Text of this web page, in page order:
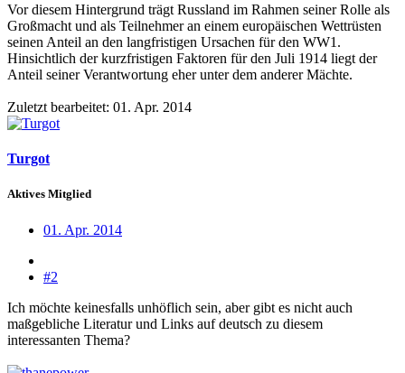
Vor diesem Hintergrund trägt Russland im Rahmen seiner Rolle als
Großmacht und als Teilnehmer an einem europäischen Wettrüsten
seinen Anteil an den langfristigen Ursachen für den WW1.
Hinsichtlich der kurzfristigen Faktoren für den Juli 1914 liegt der
Anteil seiner Verantwortung eher unter dem anderer Mächte.
Zuletzt bearbeitet: 01. Apr. 2014
Turgot
Aktives Mitglied
01. Apr. 2014
#2
Ich möchte keinesfalls unhöflich sein, aber gibt es nicht auch
maßgebliche Literatur und Links auf deutsch zu diesem
interessanten Thema?